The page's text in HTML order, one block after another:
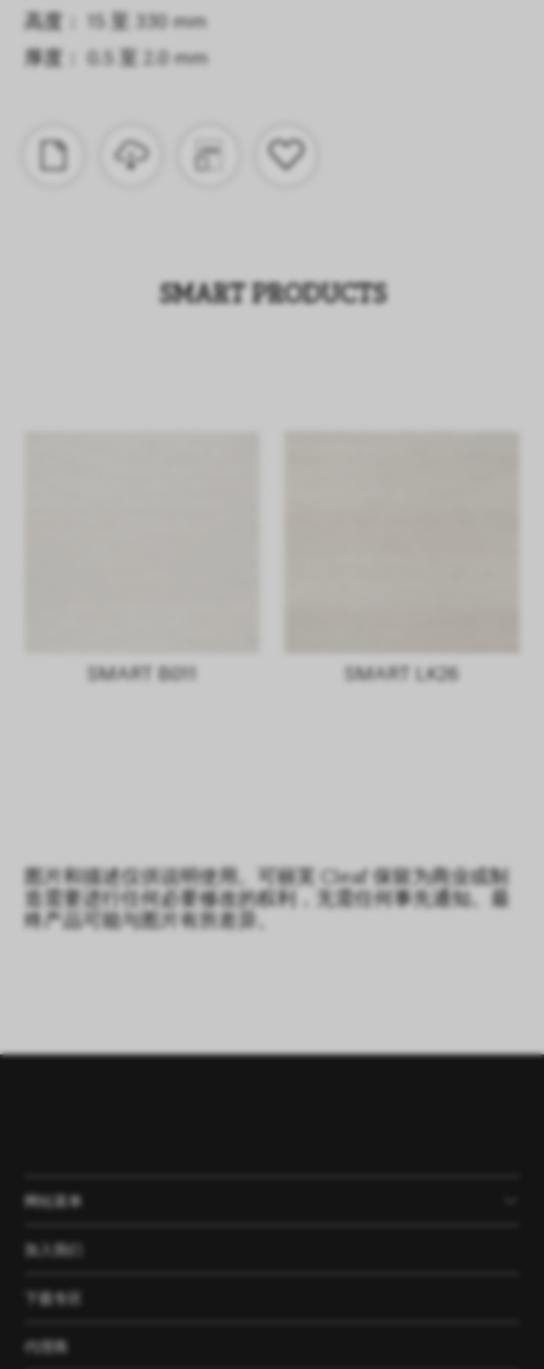
高度： 15 至 330 mm
厚度： 0.5 至 2.0 mm
SMART PRODUCTS
SMART B011 SMART LK26
图片和描述仅供说明使用。可丽芙 Cleaf 保留为商业或制
造需要进行任何必要修改的权利，无需任何事先通知。最
终产品可能与图片有所差异。
网站菜单
产品
公司
资讯
案例
加入我们
代理商